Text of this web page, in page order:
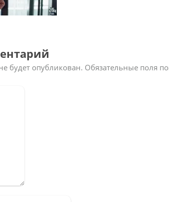
будет опубликован. Обязательные поля